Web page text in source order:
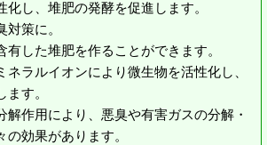
化し、堆肥の発酵を促進します。
対策に。
有した堆肥を作ることができます。
ラルイオンにより微生物を活性化し、
す。
作用により、悪臭や有害ガスの分解・
の効果があります。